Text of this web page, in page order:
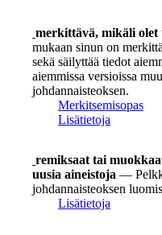
merkittävä, mikäli olet
mukaan sinun on
sekä säilyttää tiedot
aiemmissa versioissa
johdannaisteoksen.
Merkitsemisopas
Lisätietoja
remiksaat tai
uusia aineistoja —
johdannaisteoksen
Lisätietoja